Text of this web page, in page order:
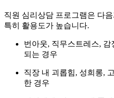
직원 심리상담 프로그램은 다
특히 활용도가 높습니다.
번아웃, 직무스트레스,
되는 경우
직장 내 괴롭힘, 성희롱,
한 경우